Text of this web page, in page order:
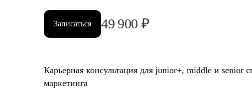
Записаться 49 900 ₽
Карьерная консультация для junior+, middle и senior
маркетинга